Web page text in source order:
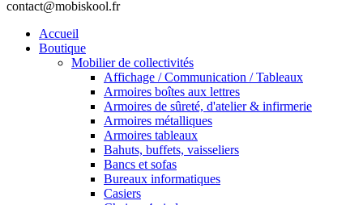
contact@mobiskool.fr
Accueil
Boutique
Mobilier de collectivités
Affichage / Communication / Tableaux
Armoires boîtes aux lettres
Armoires de sûreté, d'atelier & infirmerie
Armoires métalliques
Armoires tableaux
Bahuts, buffets, vaisseliers
Bancs et sofas
Bureaux informatiques
Casiers